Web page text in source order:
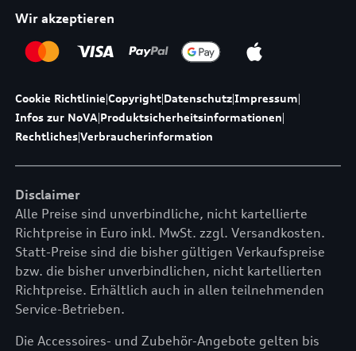
Wir akzeptieren
Cookie Richtlinie|Copyright|Datenschutz|Impressum|
Infos zur NoVA|Produktsicherheitsinformationen|
Rechtliches|Verbraucherinformation
Disclaimer
Alle Preise sind unverbindliche, nicht kartellierte
Richtpreise in Euro inkl. MwSt. zzgl. Versandkosten.
Statt-Preise sind die bisher gültigen Verkaufspreise
bzw. die bisher unverbindlichen, nicht kartellierten
Richtpreise. Erhältlich auch in allen teilnehmenden
Service-Betrieben.
Die Accessoires- und Zubehör-Angebote gelten bis